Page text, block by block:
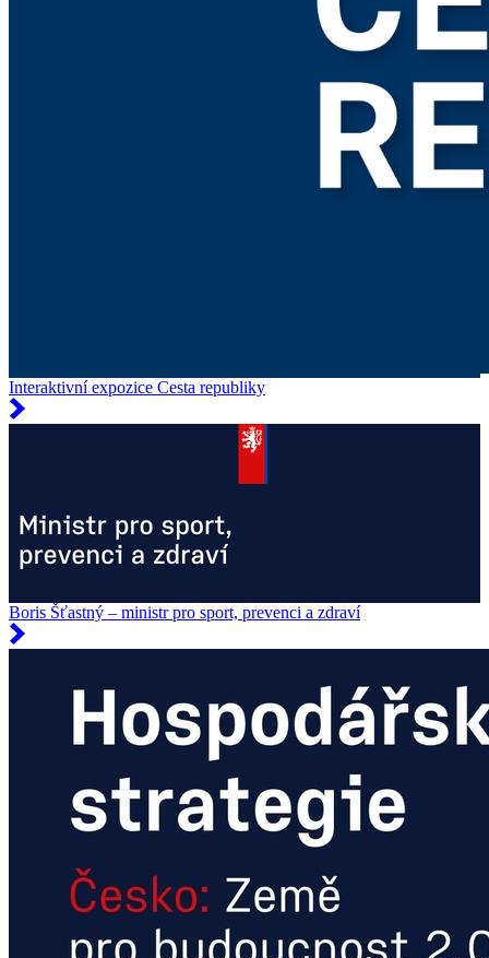
Interaktivní expozice Cesta republiky
Boris Šťastný – ministr pro sport, prevenci a zdraví